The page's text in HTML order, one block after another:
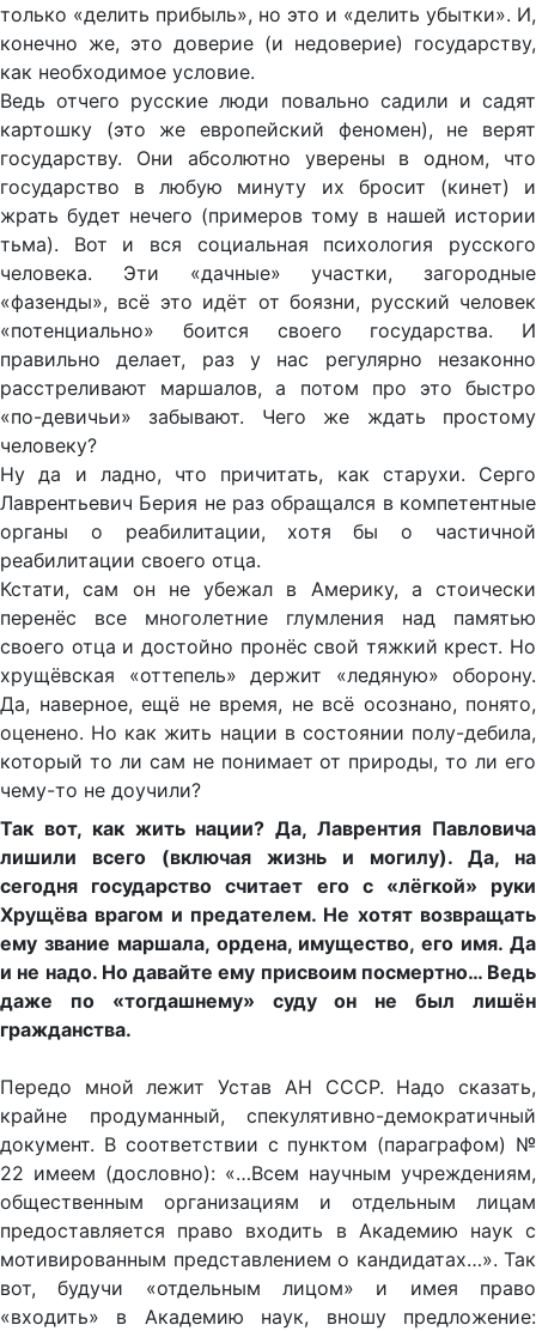
только «делить прибыль», но это и «делить убытки». И,
конечно же, это доверие (и недоверие) государству,
как необходимое условие.
Ведь отчего русские люди повально садили и садят
картошку (это же европейский феномен), не верят
государству. Они абсолютно уверены в одном, что
государство в любую минуту их бросит (кинет) и
жрать будет нечего (примеров тому в нашей истории
тьма). Вот и вся социальная психология русского
человека. Эти «дачные» участки, загородные
«фазенды», всё это идёт от боязни, русский человек
«потенциально» боится своего государства. И
правильно делает, раз у нас регулярно незаконно
расстреливают маршалов, а потом про это быстро
«по-девичьи» забывают. Чего же ждать простому
человеку?
Ну да и ладно, что причитать, как старухи. Серго
Лаврентьевич Берия не раз обращался в компетентные
органы о реабилитации, хотя бы о частичной
реабилитации своего отца.
Кстати, сам он не убежал в Америку, а стоически
перенёс все многолетние глумления над памятью
своего отца и достойно пронёс свой тяжкий крест. Но
хрущёвская «оттепель» держит «ледяную» оборону.
Да, наверное, ещё не время, не всё осознано, понято,
оценено. Но как жить нации в состоянии полу-дебила,
который то ли сам не понимает от природы, то ли его
чему-то не доучили?
Так вот, как жить нации? Да, Лаврентия Павловича
лишили всего (включая жизнь и могилу). Да, на
сегодня государство считает его с «лёгкой» руки
Хрущёва врагом и предателем. Не хотят возвращать
ему звание маршала, ордена, имущество, его имя. Да
и не надо. Но давайте ему присвоим посмертно… Ведь
даже по «тогдашнему» суду он не был лишён
гражданства.
Передо мной лежит Устав АН СССР. Надо сказать,
крайне продуманный, спекулятивно-демократичный
документ. В соответствии с пунктом (параграфом) №
22 имеем (дословно): «…Всем научным учреждениям,
общественным организациям и отдельным лицам
предоставляется право входить в Академию наук с
мотивированным представлением о кандидатах…». Так
вот, будучи «отдельным лицом» и имея право
«входить» в Академию наук, вношу предложение: